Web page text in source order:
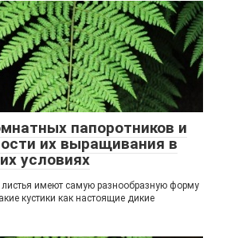
папоротников и
их выращивания в
условиях
имеют самую разнообразную форму
кустики как настоящие дикие